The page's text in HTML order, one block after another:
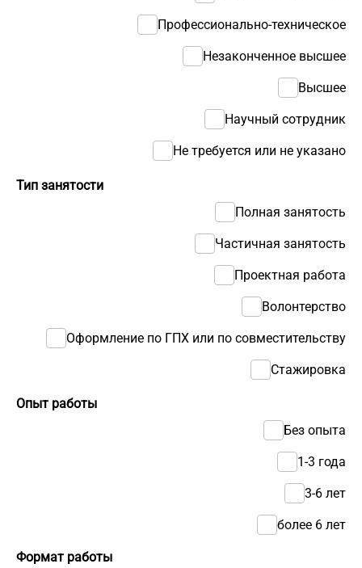
Тип занятости
Полная занятость
Частичная занятость
Проектная работа
Волонтерство
Оформление по ГПХ или по совместительству
Стажировка
Профессионально-техническое
Незаконченное высшее
Высшее
Научный сотрудник
Не требуется или не указано
Опыт работы
Без опыта
1-3 года
3-6 лет
более 6 лет
Формат работы